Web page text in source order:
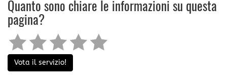
Quanto sono chiare le informazioni su questa
pagina?
Vota il servizio!